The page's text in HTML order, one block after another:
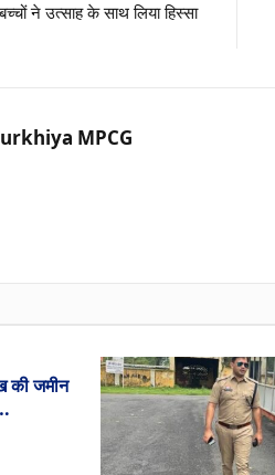
ने उत्साह के साथ लिया हिस्सा
MPCG
की जमीन